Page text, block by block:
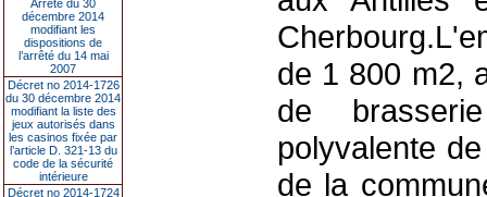
Arrêté du 30
décembre 2014
modifiant les
dispositions de
l’arrêté du 14 mai
2007
Décret no 2014-1726
du 30 décembre 2014
modifiant la liste des
jeux autorisés dans
les casinos fixée par
l’article D. 321-13 du
code de la sécurité
intérieure
Décret no 2014-1724
de 1 800 m2,
de
polyvalente
de la